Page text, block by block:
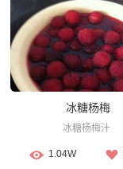
冰糖杨梅
冰糖杨梅汁
1.04W